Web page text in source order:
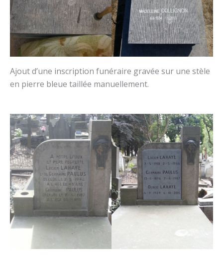
Ajout d’une inscription funéraire gravée sur une stèle
en pierre bleue taillée manuellement.